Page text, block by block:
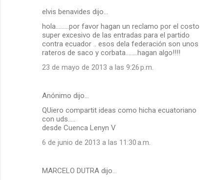
elvis benavides dijo…
hola.........por favor hagan un reclamo por el costo
super excesivo de las entradas para el partido
contra ecuador .. esos dela federación son unos
rateros de saco y corbata........hagan algo!!!!
23 de mayo de 2013 a las 9:26 p.m.
Anónimo dijo…
QUiero compartit ideas como hicha ecuatoriano
con uds.....
desde Cuenca Lenyn V
6 de junio de 2013 a las 11:30 a.m.
MARCELO DUTRA dijo…